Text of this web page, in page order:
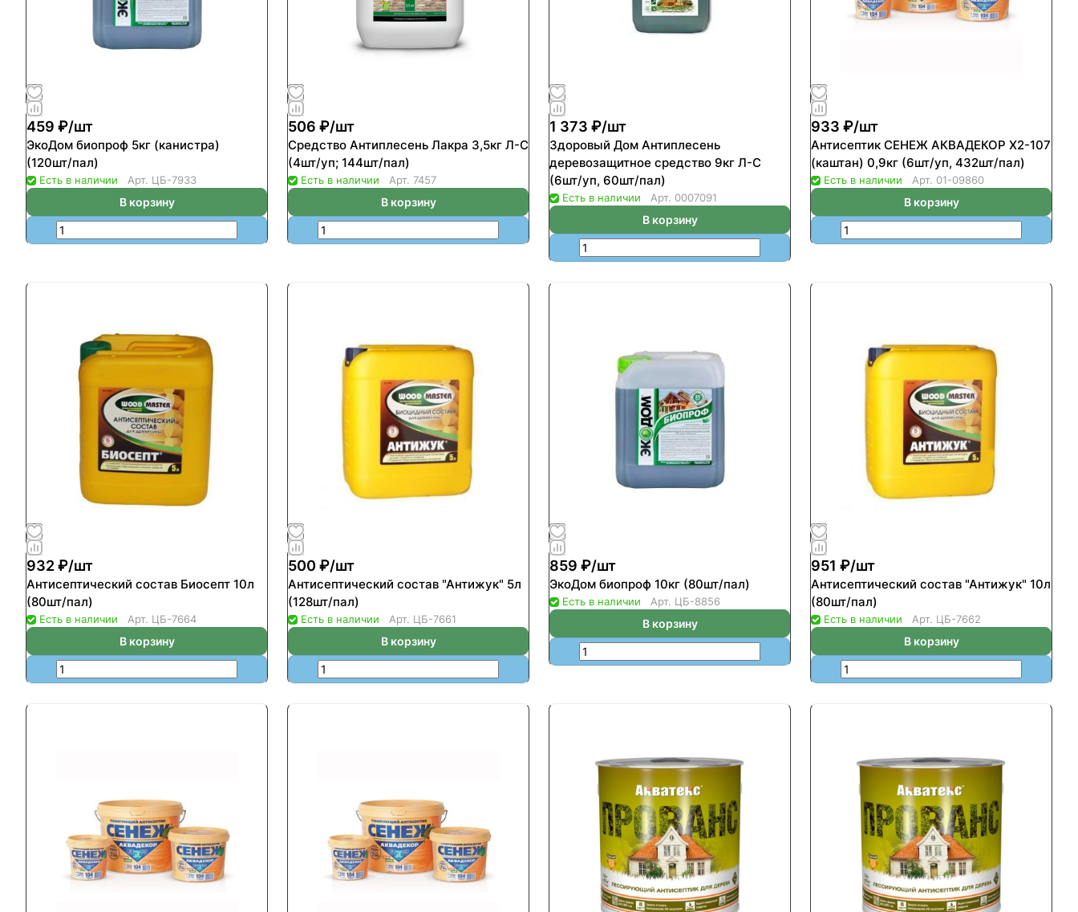
459 ₽/шт
ЭкоДом биопроф 5кг (канистра)
(120шт/пал)
Есть в наличии Арт. ЦБ-7933
В корзину
506 ₽/шт
Средство Антиплесень Лакра 3,5кг Л-С
(4шт/уп; 144шт/пал)
Есть в наличии Арт. 7457
В корзину
1 373 ₽/шт
Здоровый Дом Антиплесень
деревозащитное средство 9кг Л-С
(6шт/уп, 60шт/пал)
Есть в наличии Арт. 0007091
В корзину
933 ₽/шт
Антисептик СЕНЕЖ АКВАДЕКОР Х2-107
(каштан) 0,9кг (6шт/уп, 432шт/пал)
Есть в наличии Арт. 01-09860
В корзину
932 ₽/шт
Антисептический состав Биосепт 10л
(80шт/пал)
Есть в наличии Арт. ЦБ-7664
В корзину
500 ₽/шт
Антисептический состав "Антижук" 5л
(128шт/пал)
Есть в наличии Арт. ЦБ-7661
В корзину
859 ₽/шт
ЭкоДом биопроф 10кг (80шт/пал)
Есть в наличии Арт. ЦБ-8856
В корзину
951 ₽/шт
Антисептический состав "Антижук" 10л
(80шт/пал)
Есть в наличии Арт. ЦБ-7662
В корзину